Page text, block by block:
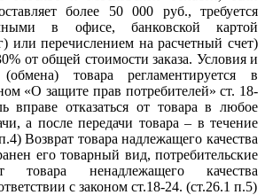
более 50 000 руб., требуется
в офисе, банковской картой
или перечислением на расчетный счет)
от общей стоимости заказа. Условия и
товара регламентируется в
«О защите прав потребителей» ст. 18-
вправе отказаться от товара в любое
а после передачи товара – в течение
Возврат товара надлежащего качества
его товарный вид, потребительские
товара ненадлежащего качества
с законом ст.18-24. (ст.26.1 п.5)